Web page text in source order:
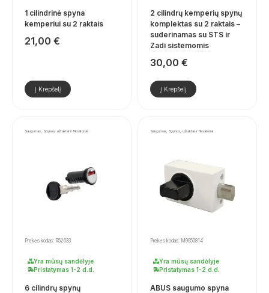
1 cilindrinė spyna
kemperiui su 2 raktais
21,00 €
Į Krepšelį
2 cilindrų kemperių spynų
komplektas su 2 raktais –
suderinamas su STS ir
Zadi sistemomis
30,00 €
Į Krepšelį
Saugumas, Spynos, užraktai ir fiksatoriai
Prekės kodas: R52633
Yra mūsų sandėlyje
Pristatymas 1-2 d.d.
6 cilindrų spynų
Saugumas, Spynos, užraktai ir fiksatoriai
Prekės kodas: M9950814
Yra mūsų sandėlyje
Pristatymas 1-2 d.d.
ABUS saugumo spyna